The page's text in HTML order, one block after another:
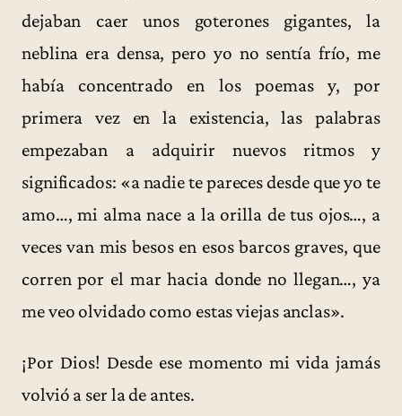
dejaban caer unos goterones gigantes, la
neblina era densa, pero yo no sentía frío, me
había concentrado en los poemas y, por
primera vez en la existencia, las palabras
empezaban a adquirir nuevos ritmos y
significados: «a nadie te pareces desde que yo te
amo…, mi alma nace a la orilla de tus ojos…, a
veces van mis besos en esos barcos graves, que
corren por el mar hacia donde no llegan…, ya
me veo olvidado como estas viejas anclas».
¡Por Dios! Desde ese momento mi vida jamás
volvió a ser la de antes.